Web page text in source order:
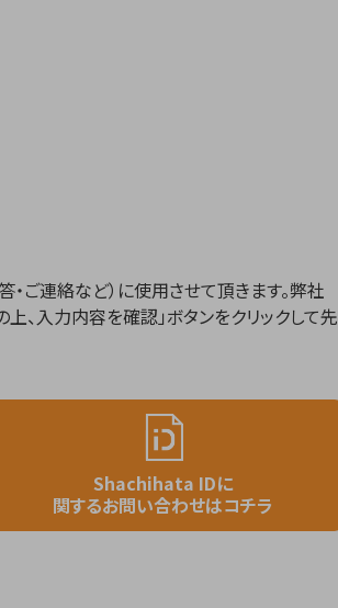
・ご連絡など）に使用させて頂きます。弊社
、入力内容を確認」ボタンをクリックして先
Shachihata IDに
関するお問い合わせはコチラ